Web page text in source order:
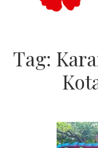
Tag: